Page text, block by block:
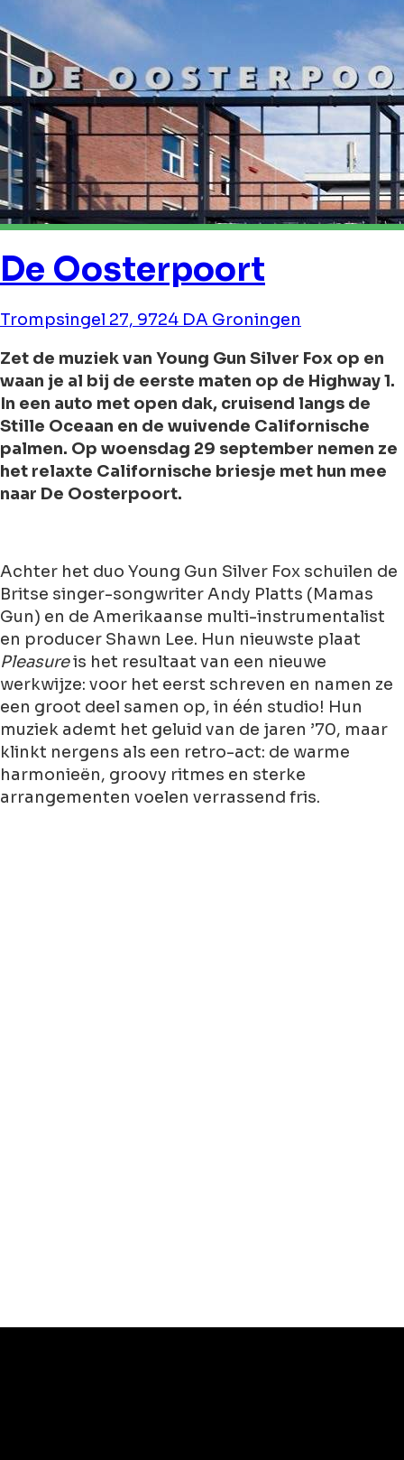
De Oosterpoort
Trompsingel 27, 9724 DA Groningen
Zet de muziek van Young Gun Silver Fox op en
waan je al bij de eerste maten op de Highway 1.
In een auto met open dak, cruisend langs de
Stille Oceaan en de wuivende Californische
palmen. Op woensdag 29 september nemen ze
het relaxte Californische briesje met hun mee
naar De Oosterpoort.
Achter het duo Young Gun Silver Fox schuilen de
Britse singer-songwriter Andy Platts (Mamas
Gun) en de Amerikaanse multi-instrumentalist
en producer Shawn Lee. Hun nieuwste plaat
Pleasureis het resultaat van een nieuwe
werkwijze: voor het eerst schreven en namen ze
een groot deel samen op, in één studio! Hun
muziek ademt het geluid van de jaren ’70, maar
klinkt nergens als een retro-act: de warme
harmonieën, groovy ritmes en sterke
arrangementen voelen verrassend fris.